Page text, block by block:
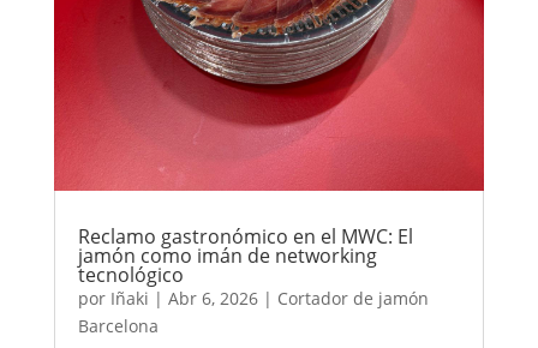
Reclamo gastronómico en el MWC: El
jamón como imán de networking
tecnológico
por Iñaki | Abr 6, 2026| Cortador de jamón
Barcelona